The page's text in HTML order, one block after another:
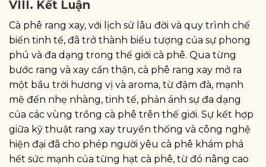
VIII. Kết Luận
Cà phê rang xay, với lịch sử lâu đời và quy trình chế
biến tinh tế, đã trở thành biểu tượng của sự phong
phú và đa dạng trong thế giới cà phê. Qua từng
bước rang và xay cẩn thận, cà phê rang xay mở ra
một bầu trời hương vị và aroma, từ đậm đà, mạnh
mẽ đến nhẹ nhàng, tinh tế, phản ánh sự đa dạng
của các vùng trồng cà phê trên thế giới. Sự kết hợp
giữa kỹ thuật rang xay truyền thống và công nghệ
hiện đại đã cho phép người yêu cà phê khám phá
hết sức mạnh của từng hạt cà phê, từ đó nâng cao